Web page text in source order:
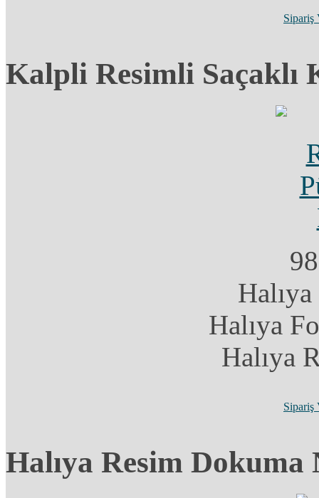
Sipariş
Kalpli Resimli Saçaklı
Halıya
Halıya
Sipariş
Halıya Resim Dokuma